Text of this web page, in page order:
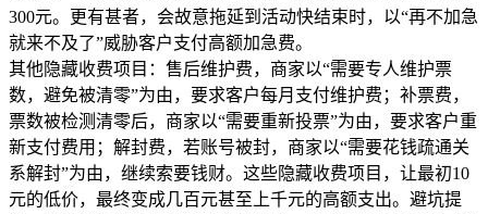
300元。更有甚者，会故意拖延到活动快结束时，以“再不加急
就来不及了”威胁客户支付高额加急费。
其他隐藏收费项目：售后维护费，商家以“需要专人维护票
数，避免被清零”为由，要求客户每月支付维护费；补票费，
票数被检测清零后，商家以“需要重新投票”为由，要求客户重
新支付费用；解封费，若账号被封，商家以“需要花钱疏通关
系解封”为由，继续索要钱财。这些隐藏收费项目，让最初10
元的低价，最终变成几百元甚至上千元的高额支出。避坑提